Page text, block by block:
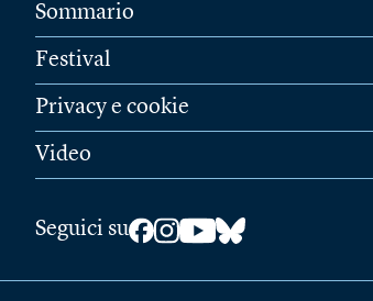
Sommario
Festival
Privacy e cookie
Video
Seguici su